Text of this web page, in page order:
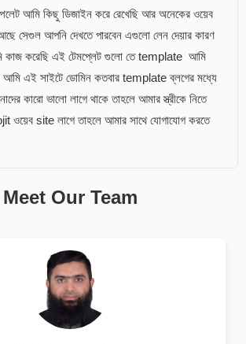
আমি কিছু ডিজাইন করে রেখেছি আর অনেকের ওয়েব
সেগুল আপনি দেখতে পারবেন এগুলো লেন দেয়ার কারণ
কাজ করেছি এই টেমপ্লেট গুলো তে template আমি
আমি এই সাইটে ডোমিন কতবার template ব্লগের মধ্যে
কারো ভালো লাগে থাকে তাহলে আমার স্ত্রীকে নিতে
ওয়েব site লাগে তাহলে আমার সাথে যোগাযোগ করতে
Meet Our Team